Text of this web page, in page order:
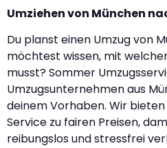
Umziehen von München
Du planst einen Umzug von
möchtest wissen, mit
musst? Sommer
Umzugsunternehmen aus
deinem Vorhaben. Wir
Service zu fairen Preisen,
reibungslos und stressfrei